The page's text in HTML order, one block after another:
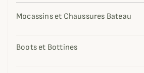
Mocassins et Chaussures Bateau
Boots et Bottines